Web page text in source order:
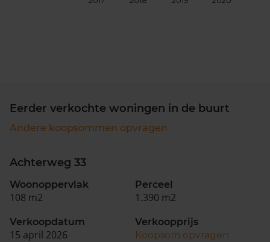
Eerder verkochte woningen in de buurt
Andere koopsommen opvragen
Achterweg 33
Woonoppervlak
108 m2
Perceel
1.390 m2
Verkoopdatum
15 april 2026
Verkoopprijs
Koopsom opvragen